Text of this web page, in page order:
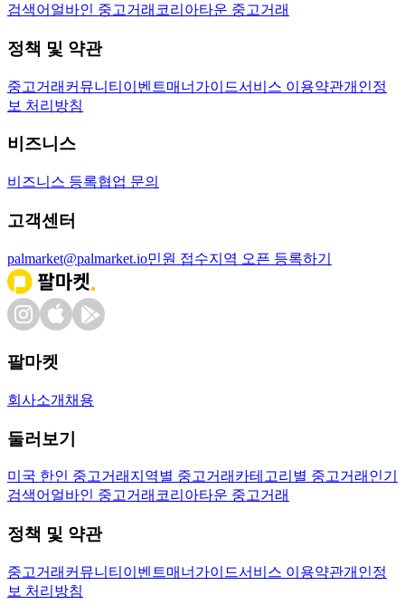
검색어 얼바인 중고거래 코리아타운 중고거래
정책 및 약관
중고거래 커뮤니티 이벤트매너가이드서비스 이용약관개인정
보 처리방침
비즈니스
비즈니스 등록협업 문의
고객센터
palmarket@palmarket.io민원 접수지역 오픈 등록하기
팔마켓
회사소개 채용
둘러보기
미국 한인 중고거래 지역별 중고거래 카테고리별 중고거래 인기
검색어 얼바인 중고거래 코리아타운 중고거래
정책 및 약관
중고거래 커뮤니티 이벤트매너가이드서비스 이용약관개인정
보 처리방침